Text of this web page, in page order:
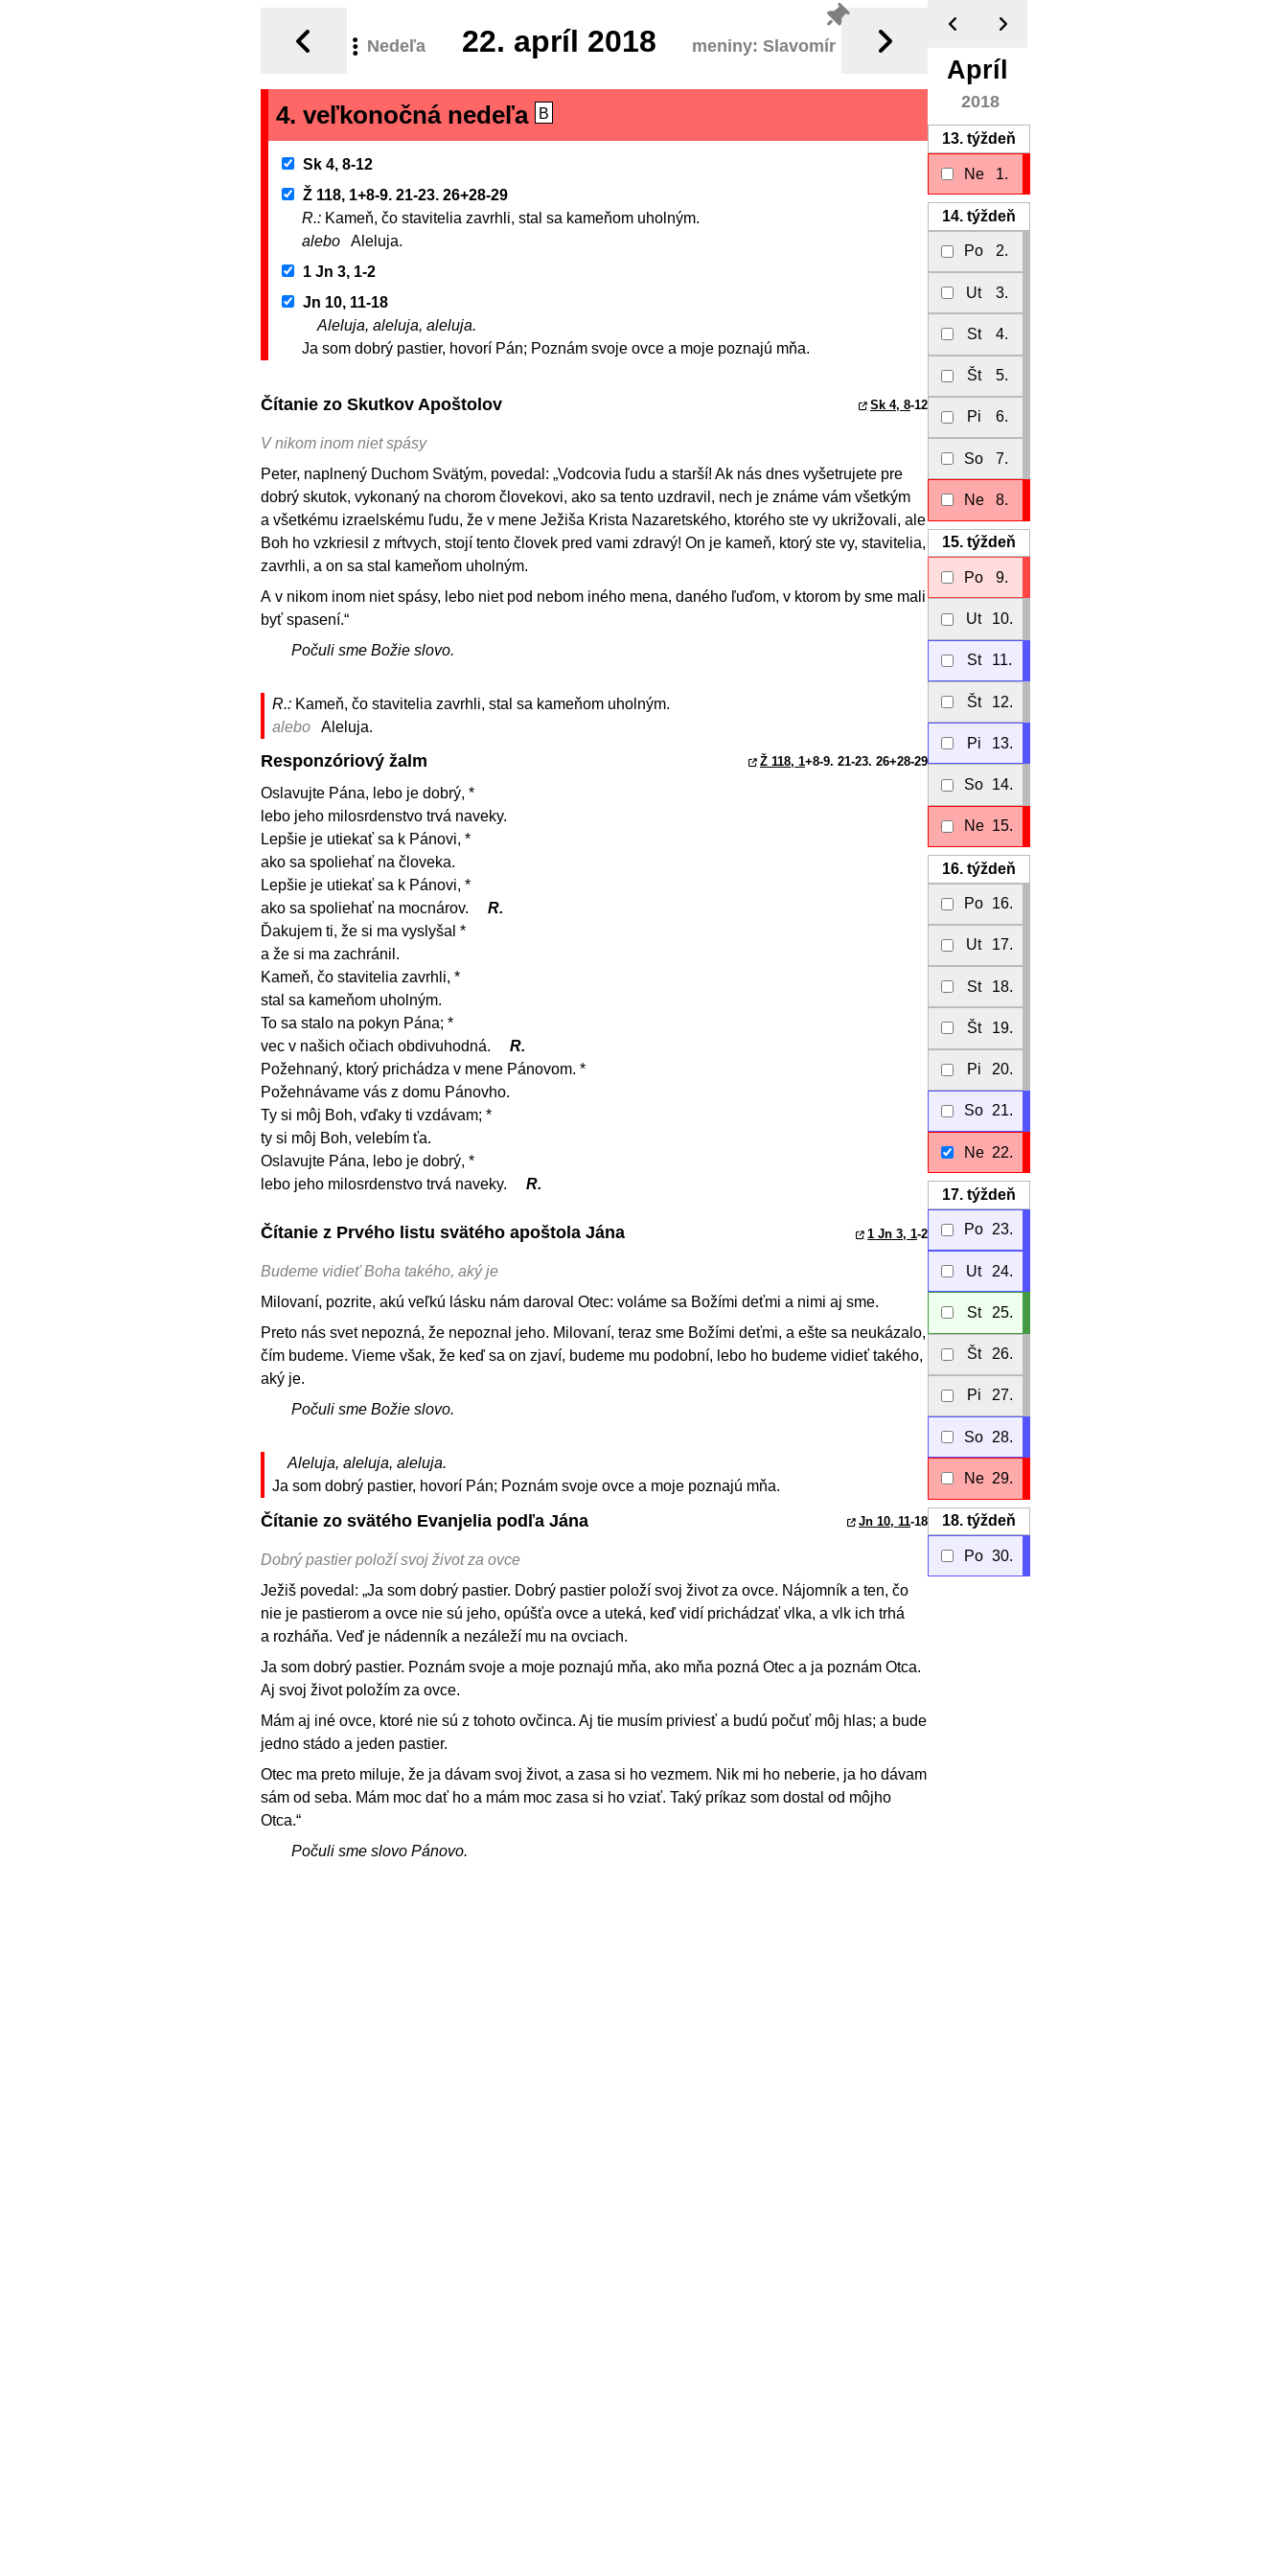
Nedeľa 22. apríl 2018 meniny: Slavomír
4. veľkonočná nedeľa B
Sk 4, 8-12
Ž 118, 1+8-9. 21-23. 26+28-29
R.: Kameň, čo stavitelia zavrhli, stal sa kameňom uholným.
alebo
Aleluja.
1 Jn 3, 1-2
Jn 10, 11-18
Aleluja, aleluja, aleluja.
Ja som dobrý pastier, hovorí Pán; Poznám svoje ovce a moje poznajú mňa.
Čítanie zo Skutkov Apoštolov Sk 4, 8-12
V nikom inom niet spásy
Peter, naplnený Duchom Svätým, povedal: „Vodcovia ľudu a starší! Ak nás dnes vyšetrujete pre
dobrý skutok, vykonaný na chorom človekovi, ako sa tento uzdravil, nech je známe vám všetkým
a všetkému izraelskému ľudu, že v mene Ježiša Krista Nazaretského, ktorého ste vy ukrižovali, ale
Boh ho vzkriesil z mŕtvych, stojí tento človek pred vami zdravý! On je kameň, ktorý ste vy, stavitelia,
zavrhli, a on sa stal kameňom uholným.
A v nikom inom niet spásy, lebo niet pod nebom iného mena, daného ľuďom, v ktorom by sme mali
byť spasení.“
Počuli sme Božie slovo.
R.: Kameň, čo stavitelia zavrhli, stal sa kameňom uholným.
alebo
Aleluja.
Responzóriový žalm Ž 118, 1+8-9. 21-23. 26+28-29
Oslavujte Pána, lebo je dobrý, *
lebo jeho milosrdenstvo trvá naveky.
Lepšie je utiekať sa k Pánovi, *
ako sa spoliehať na človeka.
Lepšie je utiekať sa k Pánovi, *
ako sa spoliehať na mocnárov.
R.
Ďakujem ti, že si ma vyslyšal *
a že si ma zachránil.
Kameň, čo stavitelia zavrhli, *
stal sa kameňom uholným.
To sa stalo na pokyn Pána; *
vec v našich očiach obdivuhodná.
R.
Požehnaný, ktorý prichádza v mene Pánovom. *
Požehnávame vás z domu Pánovho.
Ty si môj Boh, vďaky ti vzdávam; *
ty si môj Boh, velebím ťa.
Oslavujte Pána, lebo je dobrý, *
lebo jeho milosrdenstvo trvá naveky.
R.
Čítanie z Prvého listu svätého apoštola Jána 1 Jn 3, 1-2
Budeme vidieť Boha takého, aký je
Milovaní, pozrite, akú veľkú lásku nám daroval Otec: voláme sa Božími deťmi a nimi aj sme.
Preto nás svet nepozná, že nepoznal jeho. Milovaní, teraz sme Božími deťmi, a ešte sa neukázalo,
čím budeme. Vieme však, že keď sa on zjaví, budeme mu podobní, lebo ho budeme vidieť takého,
aký je.
Počuli sme Božie slovo.
Aleluja, aleluja, aleluja.
Ja som dobrý pastier, hovorí Pán; Poznám svoje ovce a moje poznajú mňa.
Čítanie zo svätého Evanjelia podľa Jána Jn 10, 11-18
Dobrý pastier položí svoj život za ovce
Ježiš povedal: „Ja som dobrý pastier. Dobrý pastier položí svoj život za ovce. Nájomník a ten, čo
nie je pastierom a ovce nie sú jeho, opúšťa ovce a uteká, keď vidí prichádzať vlka, a vlk ich trhá
a rozháňa. Veď je nádenník a nezáleží mu na ovciach.
Ja som dobrý pastier. Poznám svoje a moje poznajú mňa, ako mňa pozná Otec a ja poznám Otca.
Aj svoj život položím za ovce.
Mám aj iné ovce, ktoré nie sú z tohoto ovčinca. Aj tie musím priviesť a budú počuť môj hlas; a bude
jedno stádo a jeden pastier.
Otec ma preto miluje, že ja dávam svoj život, a zasa si ho vezmem. Nik mi ho neberie, ja ho dávam
sám od seba. Mám moc dať ho a mám moc zasa si ho vziať. Taký príkaz som dostal od môjho
Otca.“
Počuli sme slovo Pánovo.
Apríl
2018
13.týždeň
Ne 1.
14.týždeň
Po 2.
Ut 3.
St 4.
Št 5.
Pi 6.
So 7.
Ne 8.
15.týždeň
Po 9.
Ut 10.
St 11.
Št 12.
Pi 13.
So 14.
Ne 15.
16.týždeň
Po 16.
Ut 17.
St 18.
Št 19.
Pi 20.
So 21.
Ne 22.
17.týždeň
Po 23.
Ut 24.
St 25.
Št 26.
Pi 27.
So 28.
Ne 29.
18.týždeň
Po 30.